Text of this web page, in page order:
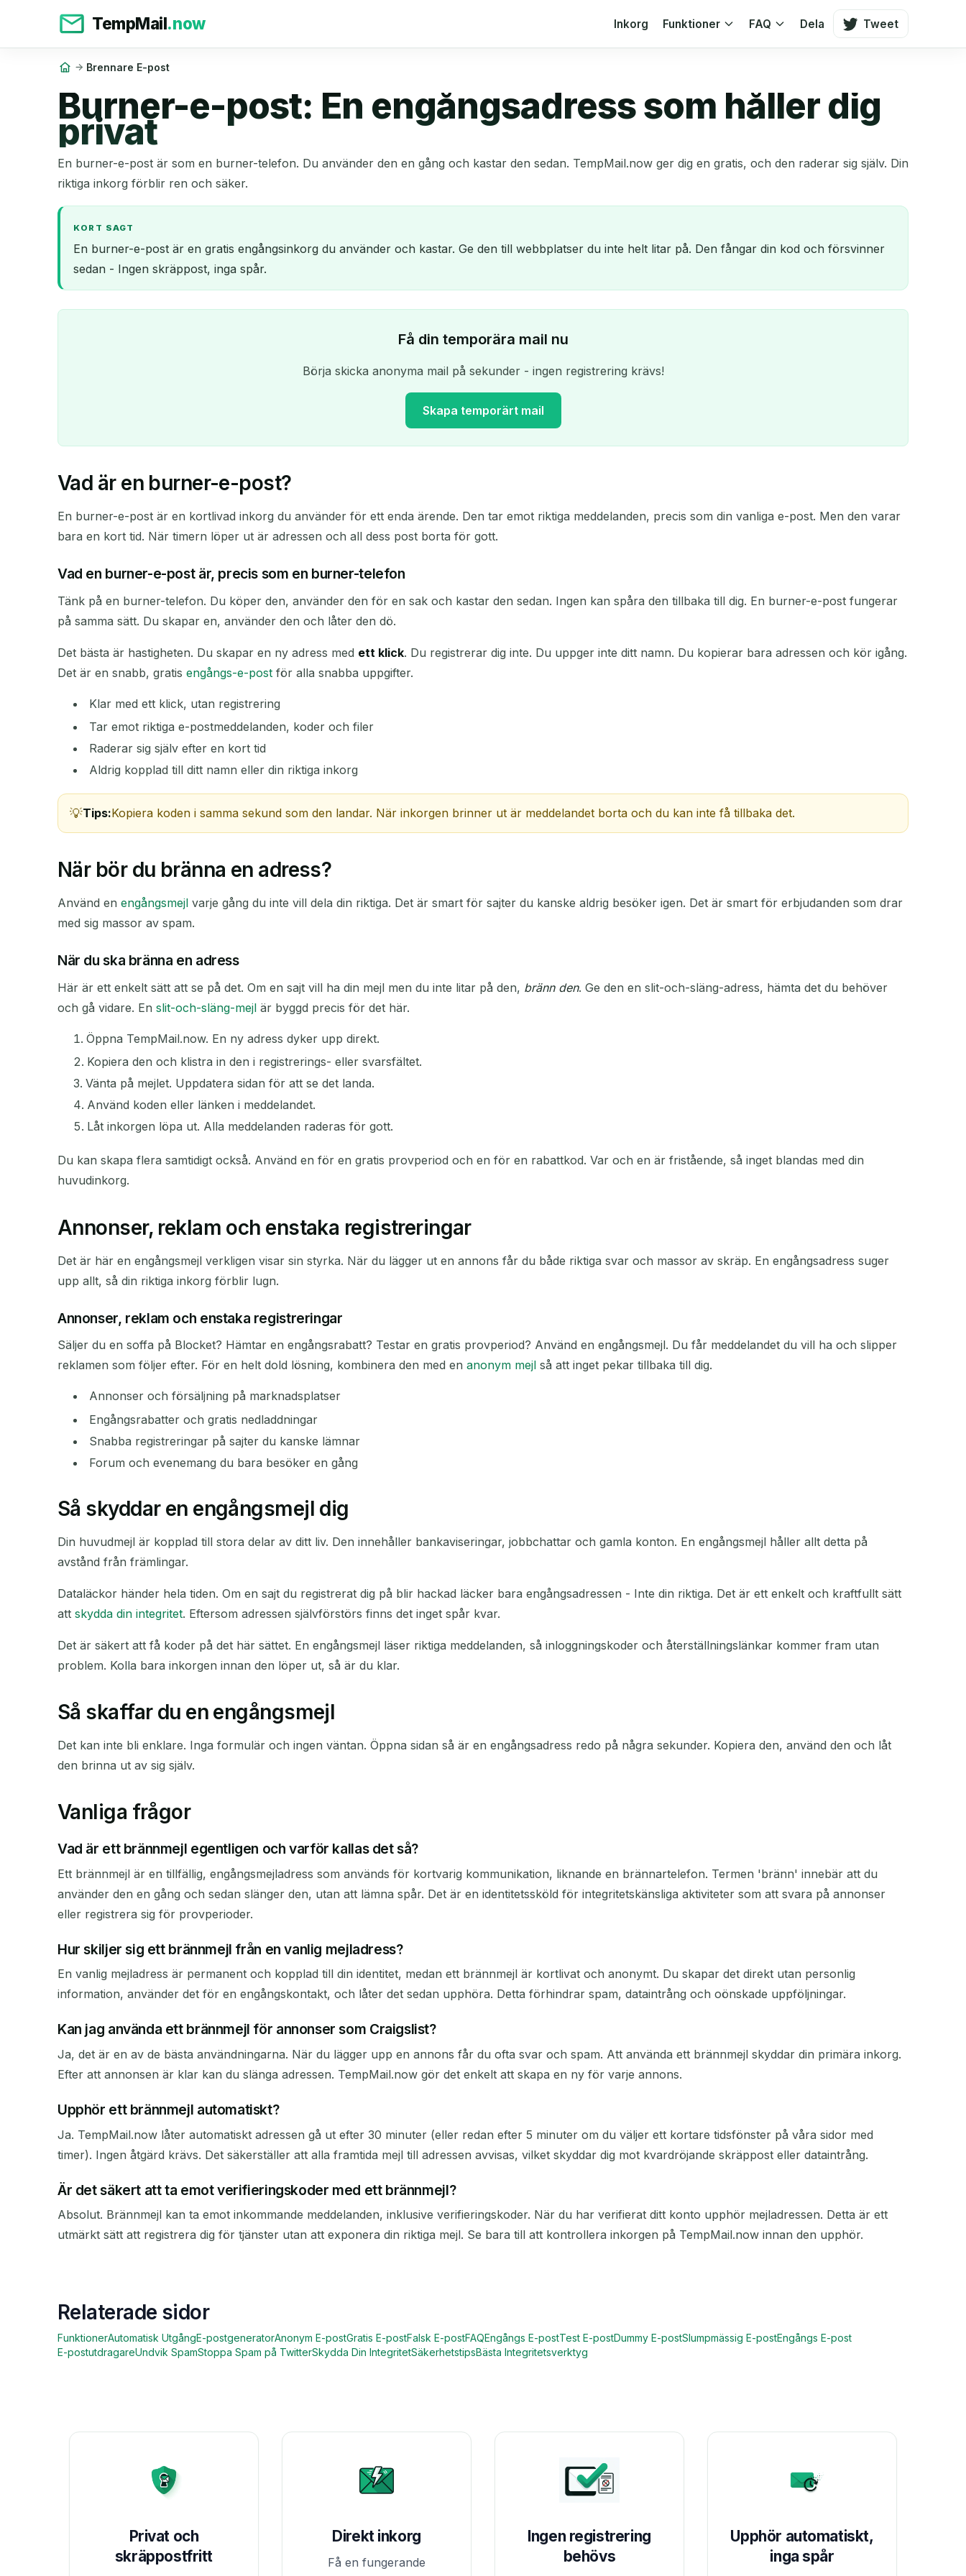
TempMail.now Inkorg Funktioner FAQ Dela Tweet
Brennare E-post
Burner-e-post: En engångsadress som håller dig
privat
En burner-e-post är som en burner-telefon. Du använder den en gång och kastar den sedan. TempMail.now ger dig en gratis, och den raderar sig själv. Din
riktiga inkorg förblir ren och säker.
KORT SAGT
En burner-e-post är en gratis engångsinkorg du använder och kastar. Ge den till webbplatser du inte helt litar på. Den fångar din kod och försvinner
sedan - Ingen skräppost, inga spår.
Få din temporära mail nu
Börja skicka anonyma mail på sekunder - ingen registrering krävs!
Skapa temporärt mail
Ta bort valda Ändra e-post Uppdatera
AVSÄNDARE
Väntar på inkommande e-post...
Vad är en burner-e-post?
En burner-e-post är en kortlivad inkorg du använder för ett enda ärende. Den tar emot riktiga meddelanden, precis som din vanliga e-post. Men den varar
bara en kort tid. När timern löper ut är adressen och all dess post borta för gott.
Vad en burner-e-post är, precis som en burner-telefon
Tänk på en burner-telefon. Du köper den, använder den för en sak och kastar den sedan. Ingen kan spåra den tillbaka till dig. En burner-e-post fungerar
på samma sätt. Du skapar en, använder den och låter den dö.
Det bästa är hastigheten. Du skapar en ny adress med ett klick. Du registrerar dig inte. Du uppger inte ditt namn. Du kopierar bara adressen och kör igång.
Det är en snabb, gratis engångs-e-post för alla snabba uppgifter.
Klar med ett klick, utan registrering
Tar emot riktiga e-postmeddelanden, koder och filer
Raderar sig själv efter en kort tid
Aldrig kopplad till ditt namn eller din riktiga inkorg
Tips:Kopiera koden i samma sekund som den landar. När inkorgen brinner ut är meddelandet borta och du kan inte få tillbaka det.
När bör du bränna en adress?
Använd en engångsmejl varje gång du inte vill dela din riktiga. Det är smart för sajter du kanske aldrig besöker igen. Det är smart för erbjudanden som drar
med sig massor av spam.
När du ska bränna en adress
Här är ett enkelt sätt att se på det. Om en sajt vill ha din mejl men du inte litar på den, bränn den. Ge den en slit-och-släng-adress, hämta det du behöver
och gå vidare. En slit-och-släng-mejl är byggd precis för det här.
Öppna TempMail.now. En ny adress dyker upp direkt.
Kopiera den och klistra in den i registrerings- eller svarsfältet.
Vänta på mejlet. Uppdatera sidan för att se det landa.
Använd koden eller länken i meddelandet.
Låt inkorgen löpa ut. Alla meddelanden raderas för gott.
Du kan skapa flera samtidigt också. Använd en för en gratis provperiod och en för en rabattkod. Var och en är fristående, så inget blandas med din
huvudinkorg.
Annonser, reklam och enstaka registreringar
Det är här en engångsmejl verkligen visar sin styrka. När du lägger ut en annons får du både riktiga svar och massor av skräp. En engångsadress suger
upp allt, så din riktiga inkorg förblir lugn.
Annonser, reklam och enstaka registreringar
Säljer du en soffa på Blocket? Hämtar en engångsrabatt? Testar en gratis provperiod? Använd en engångsmejl. Du får meddelandet du vill ha och slipper
reklamen som följer efter. För en helt dold lösning, kombinera den med en anonym mejl så att inget pekar tillbaka till dig.
Annonser och försäljning på marknadsplatser
Engångsrabatter och gratis nedladdningar
Snabba registreringar på sajter du kanske lämnar
Forum och evenemang du bara besöker en gång
Så skyddar en engångsmejl dig
Din huvudmejl är kopplad till stora delar av ditt liv. Den innehåller bankaviseringar, jobbchattar och gamla konton. En engångsmejl håller allt detta på
avstånd från främlingar.
Dataläckor händer hela tiden. Om en sajt du registrerat dig på blir hackad läcker bara engångsadressen - Inte din riktiga. Det är ett enkelt och kraftfullt sätt
att skydda din integritet. Eftersom adressen självförstörs finns det inget spår kvar.
Det är säkert att få koder på det här sättet. En engångsmejl läser riktiga meddelanden, så inloggningskoder och återställningslänkar kommer fram utan
problem. Kolla bara inkorgen innan den löper ut, så är du klar.
Så skaffar du en engångsmejl
Det kan inte bli enklare. Inga formulär och ingen väntan. Öppna sidan så är en engångsadress redo på några sekunder. Kopiera den, använd den och låt
den brinna ut av sig själv.
Vanliga frågor
Vad är ett brännmejl egentligen och varför kallas det så?
Ett brännmejl är en tillfällig, engångsmejladress som används för kortvarig kommunikation, liknande en brännartelefon. Termen 'bränn' innebär att du
använder den en gång och sedan slänger den, utan att lämna spår. Det är en identitetssköld för integritetskänsliga aktiviteter som att svara på annonser
eller registrera sig för provperioder.
Hur skiljer sig ett brännmejl från en vanlig mejladress?
En vanlig mejladress är permanent och kopplad till din identitet, medan ett brännmejl är kortlivat och anonymt. Du skapar det direkt utan personlig
information, använder det för en engångskontakt, och låter det sedan upphöra. Detta förhindrar spam, dataintrång och oönskade uppföljningar.
Kan jag använda ett brännmejl för annonser som Craigslist?
Ja, det är en av de bästa användningarna. När du lägger upp en annons får du ofta svar och spam. Att använda ett brännmejl skyddar din primära inkorg.
Efter att annonsen är klar kan du slänga adressen. TempMail.now gör det enkelt att skapa en ny för varje annons.
Upphör ett brännmejl automatiskt?
Ja. TempMail.now låter automatiskt adressen gå ut efter 30 minuter (eller redan efter 5 minuter om du väljer ett kortare tidsfönster på våra sidor med
timer). Ingen åtgärd krävs. Det säkerställer att alla framtida mejl till adressen avvisas, vilket skyddar dig mot kvardröjande skräppost eller dataintrång.
Är det säkert att ta emot verifieringskoder med ett brännmejl?
Absolut. Brännmejl kan ta emot inkommande meddelanden, inklusive verifieringskoder. När du har verifierat ditt konto upphör mejladressen. Detta är ett
utmärkt sätt att registrera dig för tjänster utan att exponera din riktiga mejl. Se bara till att kontrollera inkorgen på TempMail.now innan den upphör.
Relaterade sidor
FunktionerAutomatisk UtgångE-postgeneratorAnonym E-postGratis E-postFalsk E-postFAQEngångs E-postTest E-postDummy E-postSlumpmässig E-postEngångs E-post
E-postutdragareUndvik SpamStoppa Spam på TwitterSkydda Din IntegritetSäkerhetstipsBästa Integritetsverktyg
Privat och
skräppostfritt
Direkt inkorg
Få en fungerande
Ingen registrering
behövs
Upphör automatiskt,
inga spår